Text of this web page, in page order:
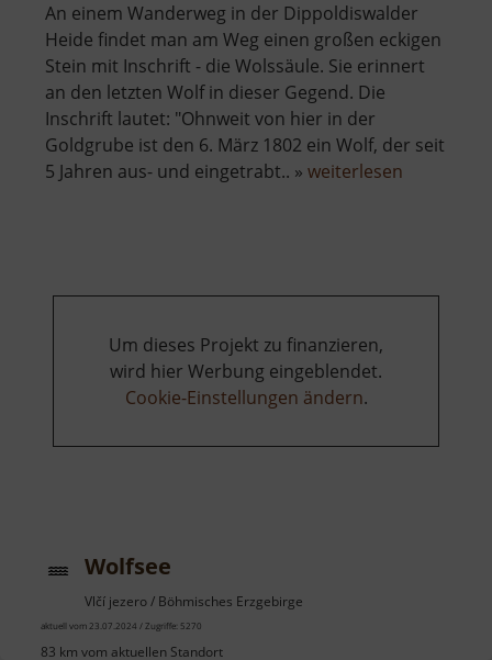
An einem Wanderweg in der Dippoldiswalder
Heide findet man am Weg einen großen eckigen
Stein mit Inschrift - die Wolssäule. Sie erinnert
an den letzten Wolf in dieser Gegend. Die
Inschrift lautet: "Ohnweit von hier in der
Goldgrube ist den 6. März 1802 ein Wolf, der seit
5 Jahren aus- und eingetrabt.. » weiterlesen
Um dieses Projekt zu finanzieren,
wird hier Werbung eingeblendet.
Cookie-Einstellungen ändern.
Wolfsee
Vlčí jezero / Böhmisches Erzgebirge
aktuell vom 23.07.2024 / Zugriffe: 5270
83 km vom aktuellen Standort